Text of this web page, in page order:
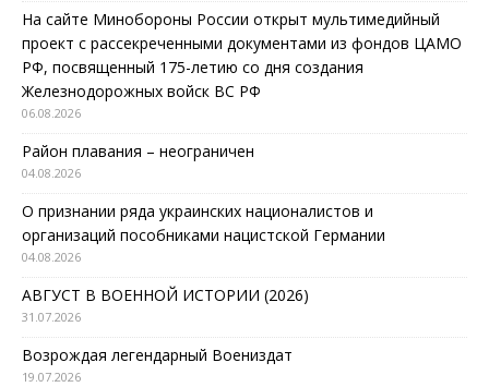
На сайте Минобороны России открыт мультимедийный
проект с рассекреченными документами из фондов ЦАМО
РФ, посвященный 175-летию со дня создания
Железнодорожных войск ВС РФ
06.08.2026
Район плавания – неограничен
04.08.2026
О признании ряда украинских националистов и
организаций пособниками нацистской Германии
04.08.2026
АВГУСТ В ВОЕННОЙ ИСТОРИИ (2026)
31.07.2026
Возрождая легендарный Воениздат
19.07.2026